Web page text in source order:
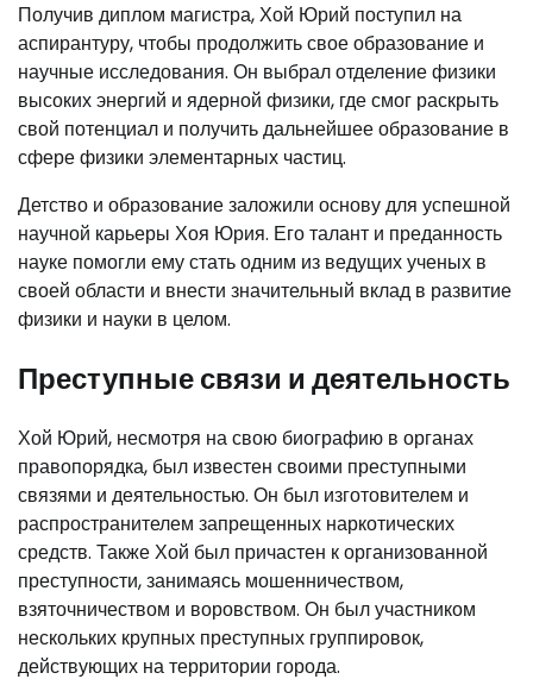
Получив диплом магистра, Хой Юрий поступил на
аспирантуру, чтобы продолжить свое образование и
научные исследования. Он выбрал отделение физики
высоких энергий и ядерной физики, где смог раскрыть
свой потенциал и получить дальнейшее образование в
сфере физики элементарных частиц.
Детство и образование заложили основу для успешной
научной карьеры Хоя Юрия. Его талант и преданность
науке помогли ему стать одним из ведущих ученых в
своей области и внести значительный вклад в развитие
физики и науки в целом.
Преступные связи и деятельность
Хой Юрий, несмотря на свою биографию в органах
правопорядка, был известен своими преступными
связями и деятельностью. Он был изготовителем и
распространителем запрещенных наркотических
средств. Также Хой был причастен к организованной
преступности, занимаясь мошенничеством,
взяточничеством и воровством. Он был участником
нескольких крупных преступных группировок,
действующих на территории города.